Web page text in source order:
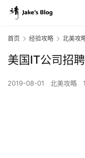
首页 经验攻略 北美攻
美国IT公司招
2019-08-01 北美攻略